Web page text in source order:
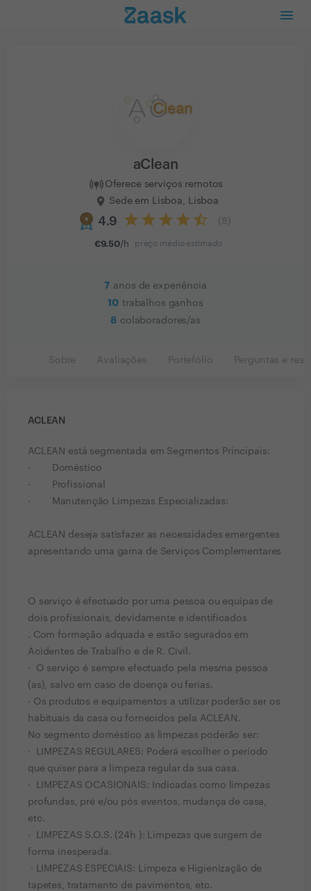
aClean
Oferece serviços remotos
Sede em Lisboa, Lisboa
4.9 8
€9.50/h preço médio estimado
7 anos de experiência
10 trabalhos ganhos
8 colaboradores/as
Sobre Avaliações Portefólio Perguntas e
ACLEAN
ACLEAN está segmentada em Segmentos Principais:
· Doméstico
· Profissional
· Manutenção Limpezas Especializadas:
ACLEAN deseja satisfazer as necessidades emergentes
apresentando uma gama de Serviços Complementares
O serviço é efectuado por uma pessoa ou equipas de
dois profissionais, devidamente e identificados
. Com formação adquada e estão segurados em
Acidentes de Trabalho e de R. Civil.
· O serviço é sempre efectuado pela mesma pessoa
(as), salvo em caso de doença ou ferias.
· Os produtos e equipamentos a utilizar poderão ser os
habituais da casa ou fornecidos pela ACLEAN.
No segmento doméstico as limpezas poderão ser:
· LIMPEZAS REGULARES: Poderá escolher o período
que quiser para a limpeza regular da sua casa.
· LIMPEZAS OCASIONAIS: Indicadas como limpezas
profundas, pré e/ou pós eventos, mudança de casa,
etc.
· LIMPEZAS S.O.S. (24h ): Limpezas que surgem de
forma inesperada.
· LIMPEZAS ESPECIAIS: Limpeza e Higienização de
tapetes, tratamento de pavimentos, etc.